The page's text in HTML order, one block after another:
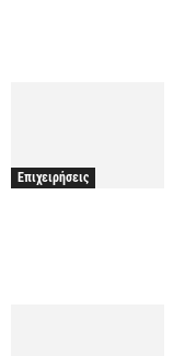
Επιχειρήσεις